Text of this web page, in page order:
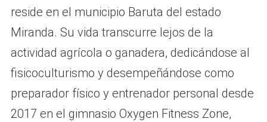
reside en el municipio Baruta del estado
Miranda. Su vida transcurre lejos de la
actividad agrícola o ganadera, dedicándose al
fisicoculturismo y desempeñándose como
preparador físico y entrenador personal desde
2017 en el gimnasio Oxygen Fitness Zone,